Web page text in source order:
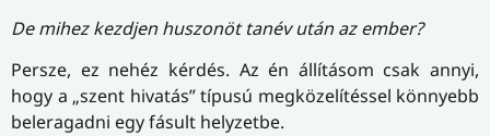
De mihez kezdjen huszonöt tanév után az ember?
Persze, ez nehéz kérdés. Az én állításom csak annyi,
hogy a „szent hivatás” típusú megközelítéssel könnyebb
beleragadni egy fásult helyzetbe.